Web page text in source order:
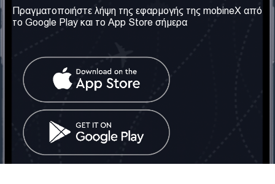
Σχετικά με εμάς
Οι Υπηρεσίες μας
Όροι & Προϋποθέσεις
Πολιτική Απορρήτου
Επικοινωνήστε μαζί μας
Ηνωμένο Βασίλειο: Λονδίνο
Τηλ: +442030340050
info@mobinex.com
Επικοινωνήστε μαζί μας
Κοινωνικά Δίκτυα
Πραγματοποιήστε λήψη της εφαρμογής της mobineX από
το Google Play και το App Store σήμερα